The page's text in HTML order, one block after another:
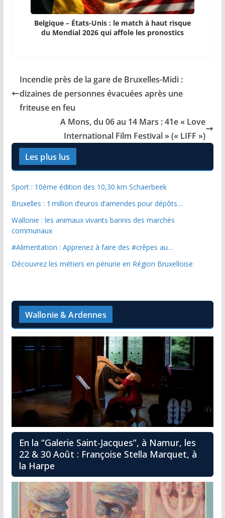
Belgique – États-Unis : le match à haut risque
du Mondial 2026 qui affole les pronostics
Incendie près de la gare de Bruxelles-Midi :
dizaines de personnes évacuées après une
friteuse en feu
A Mons, du 06 au 14 Mars : 41e « Love
International Film Festival » (« LIFF »)
Les plus lus
Sport : 10ème édition des 10,30 km Schaerbeek
Bruxelles : 1 million d’euros d’amendes pour dépôts…
Wallonie : les animaux vivants bannis des marchés
communaux
#Alimentation : Apprenez à faire des #crêpes au…
Découvrez les métiers en pénurie en Région Bruxelloise
Wallonie & Ardennes
En la “Galerie Saint-Jacques”, à Namur, les
22 & 30 Août : Françoise Stella Marquet, à
la Harpe